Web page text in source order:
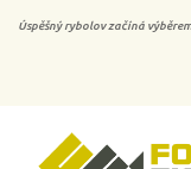
Úspěšný rybolov začíná